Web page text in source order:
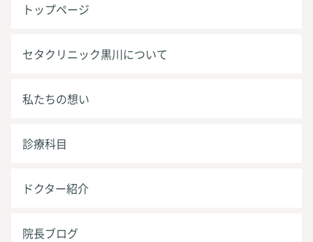
トップページ
セタクリニック黒川について
私たちの想い
診療科目
ドクター紹介
院長ブログ